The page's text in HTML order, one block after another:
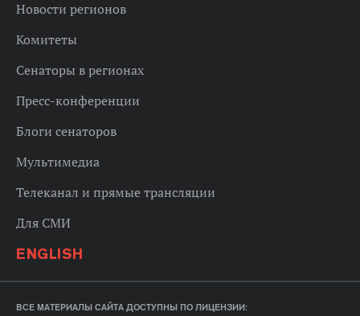
Новости регионов
Комитеты
Сенаторы в регионах
Пресс-конференции
Блоги сенаторов
Мультимедиа
Телеканал и прямые трансляции
Для СМИ
ENGLISH
ВСЕ МАТЕРИАЛЫ САЙТА ДОСТУПНЫ ПО ЛИЦЕНЗИИ: